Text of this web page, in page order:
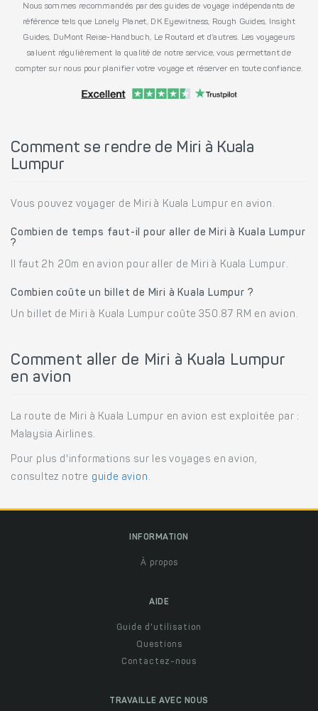
Nous sommes recommandés par des guides de voyage indépendants de
référence tels que Lonely Planet, DK Eyewitness, Rough Guides, Insight
Guides, DuMont Reise-Handbuch, Le Routard et d’autres. Les voyageurs
saluent régulièrement la qualité de notre service, vous permettant de
compter sur nous pour planifier votre voyage et réserver en toute confiance.
Comment se rendre de Miri à Kuala
Lumpur
Vous pouvez voyager de Miri à Kuala Lumpur en avion.
Combien de temps faut-il pour aller de Miri à Kuala Lumpur
?
Il faut 2h 20m en avion pour aller de Miri à Kuala Lumpur.
Combien coûte un billet de Miri à Kuala Lumpur ?
Un billet de Miri à Kuala Lumpur coûte 350.87 RM en avion.
Comment aller de Miri à Kuala Lumpur
en avion
La route de Miri à Kuala Lumpur en avion est exploitée par :
Malaysia Airlines.
Pour plus d'informations sur les voyages en avion,
consultez notre guide avion .
INFORMATION
À propos
AIDE
Guide d'utilisation
Questions
Contactez-nous
TRAVAILLE AVEC NOUS